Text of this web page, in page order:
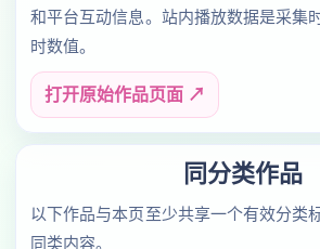
和平台互动信息。站内播放数据是采集
时数值。
打开原始作品页面 ↗
同分类作品
以下作品与本页至少共享一个有效分类
同类内容。